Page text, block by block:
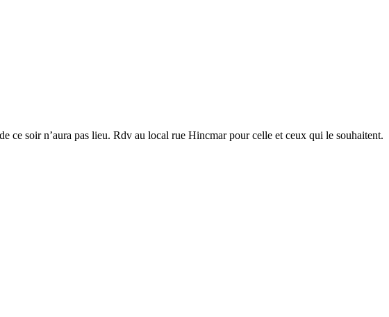
ce soir n’aura pas lieu. Rdv au local rue Hincmar pour celle et ceux qui le souhaitent.